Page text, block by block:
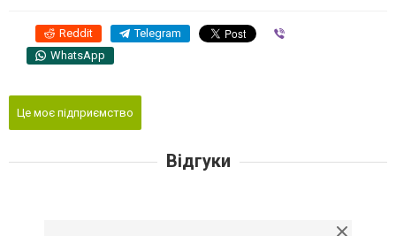
Reddit Telegram
WhatsApp
Це моє підприємство
Відгуки